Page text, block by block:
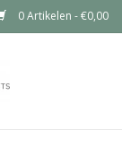
0 Artikelen - €0,00